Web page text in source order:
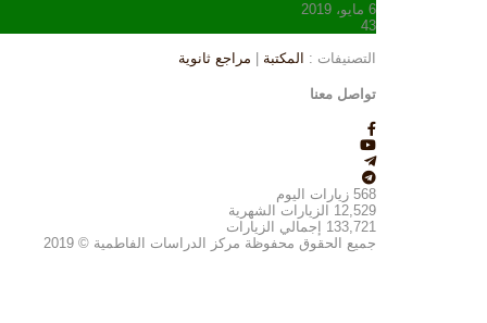
6 مايو، 2019
43
التصنيفات : المكتبة مراجع ثانوية
تواصل معنا
568 زيارات اليوم
12,529
الزيارات الشهرية
133,721
إجمالي الزيارات
جميع الحقوق محفوظة مركز الدراسات الفاطمية © 2019